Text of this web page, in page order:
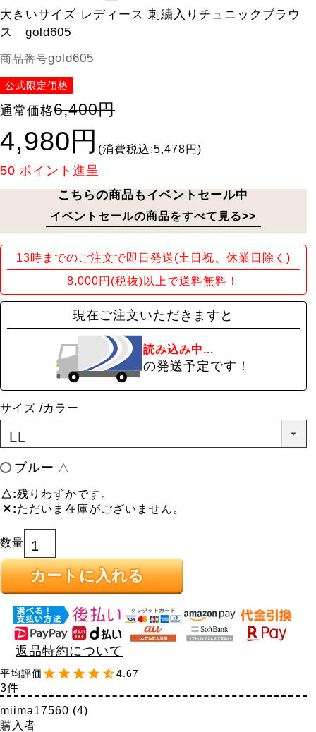
大きいサイズ レディース 刺繍入りチュニックブラウ
ス gold605
商品番号gold605
公式限定価格
通常価格6,400円
4,980円 (消費税込:5,478円)
50 ポイント進呈
こちらの商品もイベントセール中
イベントセールの商品をすべて見る>>
13時までのご注文で即日発送(土日祝、休業日除く)
8,000円(税抜)以上で送料無料！
現在ご注文いただきますと
読み込み中...
の発送予定です！
サイズ カラー
ブルー △
△ 残りわずかです。
✕ ただいま在庫がございません。
カートに入れる
返品特約について
4.67
3
miima17560
4
購入者